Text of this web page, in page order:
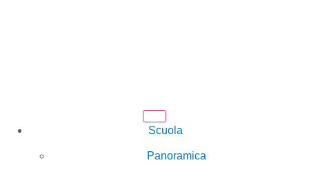
Scuola
Panoramica